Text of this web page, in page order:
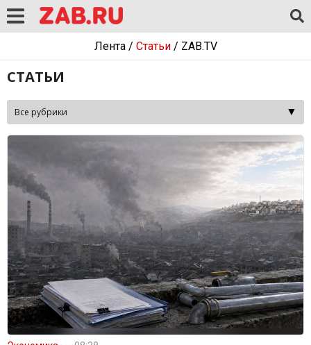
Лента/ Статьи/ ZAB.TV
СТАТЬИ